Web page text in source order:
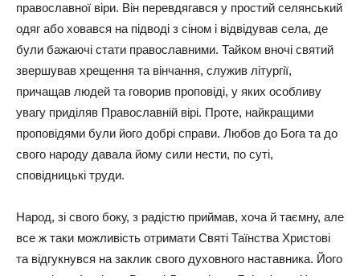
православної віри. Він перевдягався у простий селянський
одяг або ховався на підводі з сіном і відвідував села, де
були бажаючі стати православними. Тайком вночі святий
звершував хрещення та вінчання, служив літургії,
причащав людей та говорив проповіді, у яких особливу
увагу приділяв Православній вірі. Проте, найкращими
проповідями були його добрі справи. Любов до Бога та до
свого народу давала йому сили нести, по суті,
сповідницькі труди.
Народ, зі свого боку, з радістю приймав, хоча й таємну, але
все ж таки можливість отримати Святі Таїнства Христові
та відгукнувся на заклик свого духовного наставника. Його